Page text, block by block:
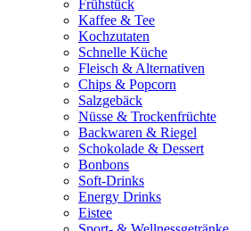
Frühstück
Kaffee & Tee
Kochzutaten
Schnelle Küche
Fleisch & Alternativen
Chips & Popcorn
Salzgebäck
Nüsse & Trockenfrüchte
Backwaren & Riegel
Schokolade & Dessert
Bonbons
Soft-Drinks
Energy Drinks
Eistee